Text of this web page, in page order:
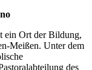
ein Ort der Bildung,
Meißen. Unter dem
des